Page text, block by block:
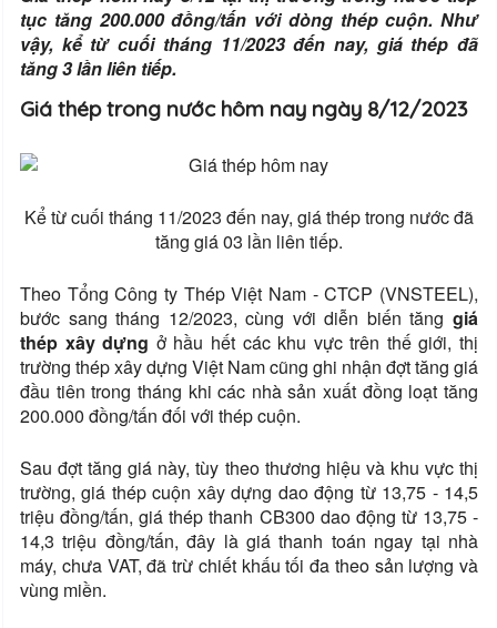
tục tăng 200.000 đồng/tấn với dòng thép cuộn. Như
vậy, kể từ cuối tháng 11/2023 đến nay, giá thép đã
tăng 3 lần liên tiếp.
Giá thép trong nước hôm nay ngày 8/12/2023
Kể từ cuối tháng 11/2023 đến nay, giá thép trong nước đã
tăng giá 03 lần liên tiếp.
Theo Tổng Công ty Thép Việt Nam - CTCP (VNSTEEL),
bước sang tháng 12/2023, cùng với diễn biến tăng giá
thép xây dựng ở hầu hết các khu vực trên thế giới, thị
trường thép xây dựng Việt Nam cũng ghi nhận đợt tăng giá
đầu tiên trong tháng khi các nhà sản xuất đồng loạt tăng
200.000 đồng/tấn đối với thép cuộn.
Sau đợt tăng giá này, tùy theo thương hiệu và khu vực thị
trường, giá thép cuộn xây dựng dao động từ 13,75 - 14,5
triệu đồng/tấn, giá thép thanh CB300 dao động từ 13,75 -
14,3 triệu đồng/tấn, đây là giá thanh toán ngay tại nhà
máy, chưa VAT, đã trừ chiết khấu tối đa theo sản lượng và
vùng miền.